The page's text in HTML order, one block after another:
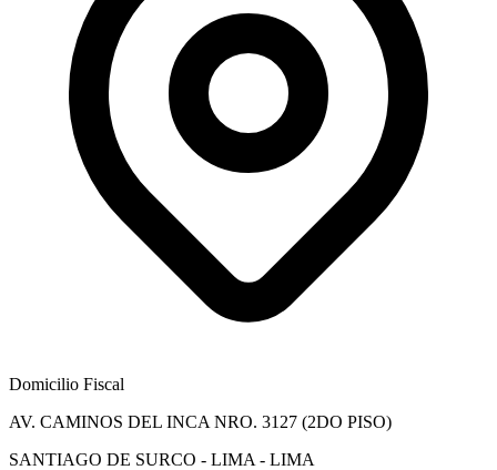
Domicilio Fiscal
AV. CAMINOS DEL INCA NRO. 3127 (2DO PISO)
SANTIAGO DE SURCO - LIMA - LIMA